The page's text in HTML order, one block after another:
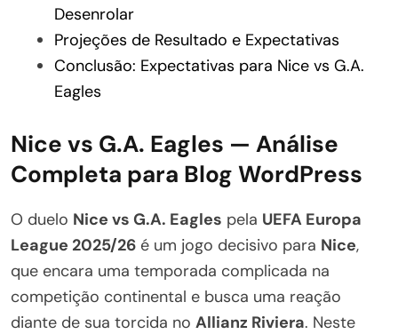
Desenrolar
Projeções de Resultado e Expectativas
Conclusão: Expectativas para Nice vs G.A.
Eagles
Nice vs G.A. Eagles — Análise
Completa para Blog WordPress
O duelo Nice vs G.A. Eagles pela UEFA Europa
League 2025/26 é um jogo decisivo para Nice,
que encara uma temporada complicada na
competição continental e busca uma reação
diante de sua torcida no Allianz Riviera. Neste